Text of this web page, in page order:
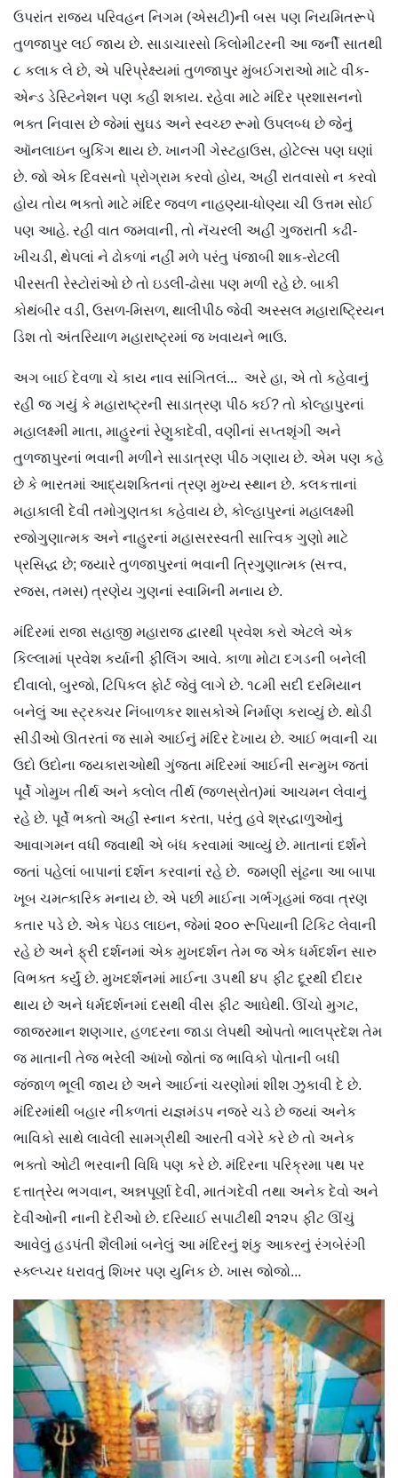
ઉપરાંત રાજ્ય પરિવહન નિગમ (એસટી)ની બસ પણ નિયમિતરૂપે
તુળજાપુર લઈ જાય છે. સાડાચારસો કિલોમીટરની આ જર્ની સાતથી
૮ કલાક લે છે, એ પરિપ્રેક્ષ્યમાં તુળજાપુર મુંબઈગરાઓ માટે વીક-
એન્ડ ડેસ્ટિનેશન પણ કહી શકાય. રહેવા માટે મંદિર પ્રશાસનનો
ભક્ત નિવાસ છે જેમાં સુઘડ અને સ્વચ્છ રૂમો ઉપલબ્ધ છે જેનું
ઑનલાઇન બુકિંગ થાય છે. ખાનગી ગેસ્ટહાઉસ, હોટેલ્સ પણ ઘણાં
છે. જો એક દિવસનો પ્રોગ્રામ કરવો હોય, અહીં રાતવાસો ન કરવો
હોય તોય ભક્તો માટે મંદિર જવળ નાહણ્યા-ધોણ્યા ચી ઉત્તમ સોઈ
પણ આહે. રહી વાત જમવાની, તો નૅચરલી અહીં ગુજરાતી કઢી-
ખીચડી, થેપલાં ને ઢોકળાં નહીં મળે પરંતુ પંજાબી શાક-રોટલી
પીરસતી રેસ્ટોરાંઓ છે તો ઇડલી-ઢોસા પણ મળી રહે છે. બાકી
કોથંબીર વડી, ઉસળ-મિસળ, થાલીપીઠ જેવી અસ્સલ મહારાષ્ટ્રિયન
ડિશ તો અંતરિયાળ મહારાષ્ટ્રમાં જ ખવાયને ભાઉ.
અગ બાઈ દેવળા ચે કાય નાવ સાંગિતલં... અરે હા, એ તો કહેવાનું
રહી જ ગયું કે મહારાષ્ટ્રની સાડાત્રણ પીઠ કઈ? તો કોલ્હાપુરનાં
મહાલક્ષ્મી માતા, માહુરનાં રેણુકાદેવી, વણીનાં સપ્તશૃંગી અને
તુળજાપુરનાં ભવાની મળીને સાડાત્રણ પીઠ ગણાય છે. એમ પણ કહે
છે કે ભારતમાં આદ્યશક્તિનાં ત્રણ મુખ્ય સ્થાન છે. કલકત્તાનાં
મહાકાલી દેવી તમોગુણતકા કહેવાય છે, કોલ્હાપુરનાં મહાલક્ષ્મી
રજોગુણાત્મક અને નાહુરનાં મહાસરસ્વતી સાત્ત્વિક ગુણો માટે
પ્રસિદ્ધ છે; જ્યારે તુળજાપુરનાં ભવાની ત્રિગુણાત્મક (સત્ત્વ,
રજસ, તમસ) ત્રણેય ગુણનાં સ્વામિની મનાય છે.
મંદિરમાં રાજા સહાજી મહારાજ દ્વારથી પ્રવેશ કરો એટલે એક
કિલ્લામાં પ્રવેશ કર્યાની ફીલિંગ આવે. કાળા મોટા દગડની બનેલી
દીવાલો, બુરજો, ટિપિકલ ફોર્ટ જેવું લાગે છે. ૧૮મી સદી દરમિયાન
બનેલું આ સ્ટ્રક્ચર નિંબાળકર શાસકોએ નિર્માણ કરાવ્યું છે. થોડી
સીડીઓ ઊતરતાં જ સામે આઈનું મંદિર દેખાય છે. આઈ ભવાની ચા
ઉદો ઉદોના જયકારાઓથી ગુંજતા મંદિરમાં આઈની સન્મુખ જતાં
પૂર્વે ગોમુખ તીર્થ અને કલોલ તીર્થ (જળસ્રોત)માં આચમન લેવાનું
રહે છે. પૂર્વે ભક્તો અહીં સ્નાન કરતા, પરંતુ હવે શ્રદ્ધાળુઓનું
આવાગમન વધી જવાથી એ બંધ કરવામાં આવ્યું છે. માતાનાં દર્શને
જતાં પહેલાં બાપાનાં દર્શન કરવાનાં રહે છે. જમણી સૂંઢના આ બાપા
ખૂબ ચમત્કારિક મનાય છે. એ પછી માઈના ગર્ભગૃહમાં જવા ત્રણ
કતાર પડે છે. એક પેઇડ લાઇન, જેમાં ૨૦૦ રૂપિયાની ટિકિટ લેવાની
રહે છે અને ફ્રી દર્શનમાં એક મુખદર્શન તેમ જ એક ધર્મદર્શન સારુ
વિભક્ત કર્યું છે. મુખદર્શનમાં માઈના ૩૫થી ૪૫ ફીટ દૂરથી દીદાર
થાય છે અને ધર્મદર્શનમાં દસથી વીસ ફીટ આઘેથી. ઊંચો મુગટ,
જાજરમાન શણગાર, હળદરના જાડા લેપથી ઓપતો ભાલપ્રદેશ તેમ
જ માતાની તેજ ભરેલી આંખો જોતાં જ ભાવિકો પોતાની બધી
જંજાળ ભૂલી જાય છે અને આઈનાં ચરણોમાં શીશ ઝુકાવી દે છે.
મંદિરમાંથી બહાર નીકળતાં યજ્ઞમંડપ નજરે ચડે છે જ્યાં અનેક
ભાવિકો સાથે લાવેલી સામગ્રીથી આરતી વગેરે કરે છે તો અનેક
ભક્તો ઓટી ભરવાની વિધિ પણ કરે છે. મંદિરના પરિક્રમા પથ પર
દત્તાત્રેય ભગવાન, અન્નપૂર્ણા દેવી, માતંગદેવી તથા અનેક દેવો અને
દેવીઓની નાની દેરીઓ છે. દરિયાઈ સપાટીથી ૨૧૨૫ ફીટ ઊંચું
આવેલું હડપંતી શૈલીમાં બનેલું આ મંદિરનું શંકુ આકરનું રંગબેરંગી
સ્ક્લ્પ્ચર ધરાવતું શિખર પણ યુનિક છે. ખાસ જોજો...